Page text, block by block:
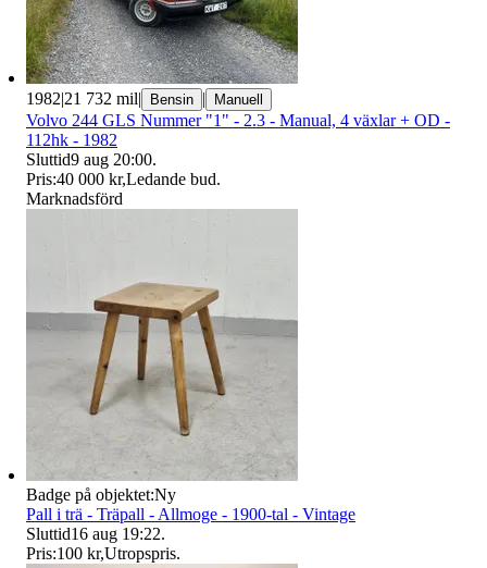
1982|21 732 mil| Bensin | Manuell
Volvo 244 GLS Nummer "1" - 2.3 - Manual, 4 växlar + OD -
112hk - 1982
Sluttid9 aug 20:00.
Pris:40 000 kr,Ledande bud.
Marknadsförd
Badge på objektet:Ny
Pall i trä - Träpall - Allmoge - 1900-tal - Vintage
Sluttid16 aug 19:22.
Pris:100 kr,Utropspris.